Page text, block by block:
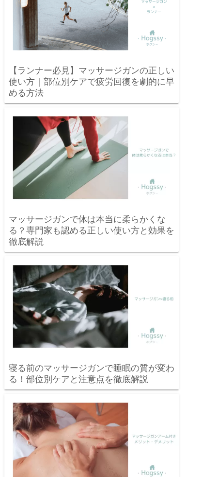
【ランナー必見】マッサージガンの正しい
使い方｜部位別ケアで疲労回復を劇的に早
める方法
マッサージガンで体は本当に柔らかくな
る？専門家も認める正しい使い方と効果を
徹底解説
寝る前のマッサージガンで睡眠の質が変わ
る！部位別ケアと注意点を徹底解説